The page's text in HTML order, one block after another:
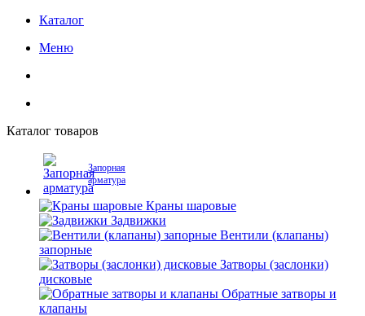
Каталог
Меню
Каталог товаров
Запорная
арматура
Краны шаровые
Задвижки
Вентили (клапаны)
запорные
Затворы (заслонки)
дисковые
Обратные затворы и
клапаны